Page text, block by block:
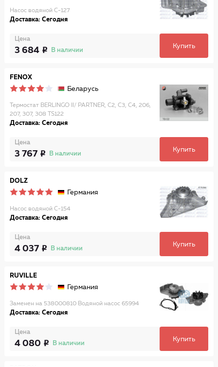
Насос водяной C-127
Доставка: Сегодня
Цена
3 684 В наличии
Купить
FENOX
Беларусь
Термостат BERLINGO II/ PARTNER, C2, C3, C4, 206,
207, 307, 308 TS122
Доставка: Сегодня
Цена
3 767 В наличии
Купить
DOLZ
Германия
Насос водяной C-154
Доставка: Сегодня
Цена
4 037 В наличии
Купить
RUVILLE
Германия
Заменен на 538000810 Водяной насос 65994
Доставка: Сегодня
Цена
4 080 В наличии
Купить